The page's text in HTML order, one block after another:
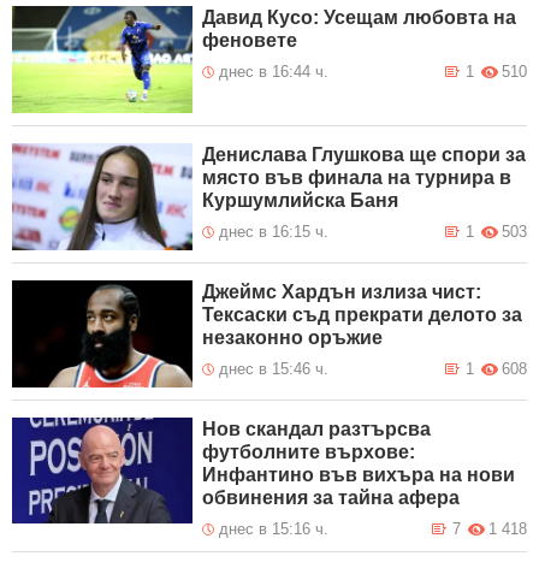
Давид Кусо: Усещам любовта на
феновете
днес в 16:44 ч. 510
1
Денислава Глушкова ще спори за
място във финала на турнира в
Куршумлийска Баня
днес в 16:15 ч. 503
1
Джеймс Хардън излиза чист:
Тексаски съд прекрати делото за
незаконно оръжие
днес в 15:46 ч. 608
1
Нов скандал разтърсва
футболните върхове:
Инфантино във вихъра на нови
обвинения за тайна афера
днес в 15:16 ч. 1 418
7